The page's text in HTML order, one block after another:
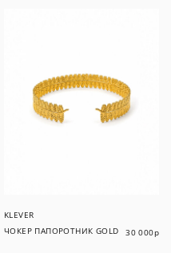
KLEVER
ЧОКЕР ПАПОРОТНИК GOLD
30 000р